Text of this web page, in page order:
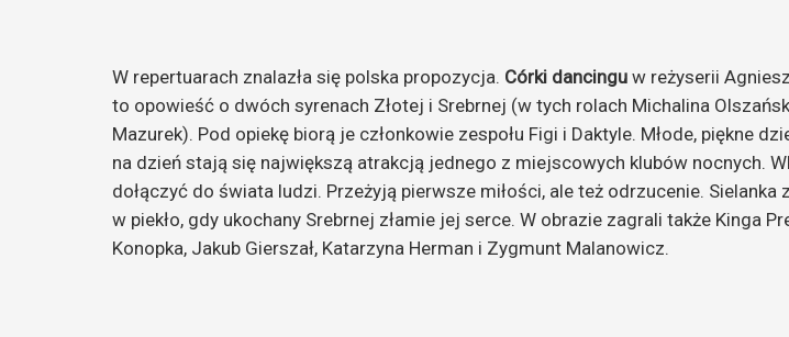
W repertuarach znalazła się polska propozycja. Córki dancingu w reżyserii
to opowieść o dwóch syrenach Złotej i Srebrnej (w tych rolach Michalina
Mazurek). Pod opiekę biorą je członkowie zespołu Figi i Daktyle. Młode, piękne
na dzień stają się największą atrakcją jednego z miejscowych klubów nocnych.
dołączyć do świata ludzi. Przeżyją pierwsze miłości, ale też odrzucenie. Sielanka
w piekło, gdy ukochany Srebrnej złamie jej serce. W obrazie zagrali także Kinga
Konopka, Jakub Gierszał, Katarzyna Herman i Zygmunt Malanowicz.